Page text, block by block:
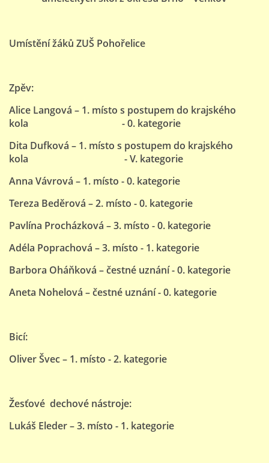
Umístění žáků ZUŠ Pohořelice
Zpěv:
Alice Langová – 1. místo s postupem do krajského
kola - 0. kategorie
Dita Dufková – 1. místo s postupem do krajského
kola - V. kategorie
Anna Vávrová – 1. místo - 0. kategorie
Tereza Beděrová – 2. místo - 0. kategorie
Pavlína Procházková – 3. místo - 0. kategorie
Adéla Poprachová – 3. místo - 1. kategorie
Barbora Oháňková – čestné uznání - 0. kategorie
Aneta Nohelová – čestné uznání - 0. kategorie
Bicí:
Oliver Švec – 1. místo - 2. kategorie
Žesťové dechové nástroje:
Lukáš Eleder – 3. místo - 1. kategorie